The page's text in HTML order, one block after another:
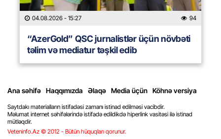
04.08.2026 - 15:27 94
“AzerGold” QSC jurnalistlər üçün növbəti
təlim və mediatur təşkil edib
Ana səhifə Haqqımızda Əlaqə Media üçün Köhnə versiya
Saytdakı materialların istifadəsi zamanı istinad edilməsi vacibdir.
Məlumat internet səhifələrində istifadə edildikdə hiperlink vasitəsi ilə istinad
mütləqdir.
Veteninfo.Az © 2012 - Bütün hüquqları qorunur.